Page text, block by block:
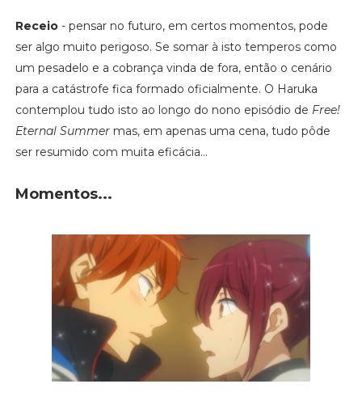
Receio- pensar no futuro, em certos momentos, pode
ser algo muito perigoso. Se somar à isto temperos como
um pesadelo e a cobrança vinda de fora, então o cenário
para a catástrofe fica formado oficialmente. O Haruka
contemplou tudo isto ao longo do nono episódio de Free!
Eternal Summermas, em apenas uma cena, tudo pôde
ser resumido com muita eficácia...
Momentos...